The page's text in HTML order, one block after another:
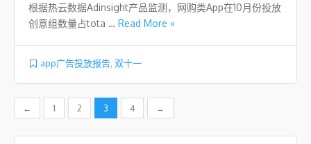
根据热云数据Adinsight产品监测，网购类App在10月份投放
创意组数量占tota … Read More »
app广告投放报告, 双十一
文章导航
← 1 2 3 4 →